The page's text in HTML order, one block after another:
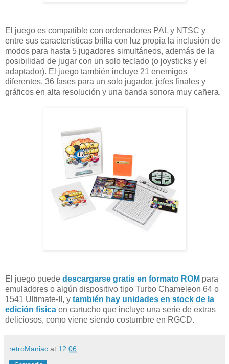
El juego es compatible con ordenadores PAL y NTSC y
entre sus características brilla con luz propia la inclusión de
modos para hasta 5 jugadores simultáneos, además de la
posibilidad de jugar con un solo teclado (o joysticks y el
adaptador). El juego también incluye 21 enemigos
diferentes, 36 fases para un solo jugador, jefes finales y
gráficos en alta resolución y una banda sonora muy cañera.
El juego puede descargarse gratis en formato ROM para
emuladores o algún dispositivo tipo Turbo Chameleon 64 o
1541 Ultimate-II, y también hay unidades en stock de la
edición física en cartucho que incluye una serie de extras
deliciosos, como viene siendo costumbre en RGCD.
retroManiac at 12:06